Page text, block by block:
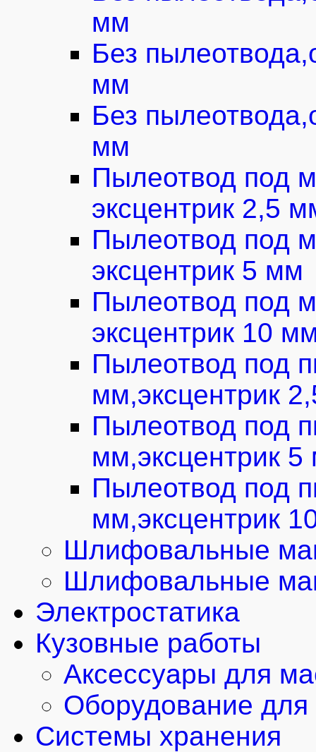
мм
Без
мм
Без
мм
Пылеотвод под
эксцентрик 2,5
Пылеотвод под
эксцентрик 5 мм
Пылеотвод под
эксцентрик 10
Пылеотвод под
мм,эксцентрик
Пылеотвод под
мм,эксцентрик
Пылеотвод под
мм,эксцентрик
Шлифовальные
Шлифовальные
Электростатика
Кузовные работы
Аксессуары для
Оборудование для
Системы хранения